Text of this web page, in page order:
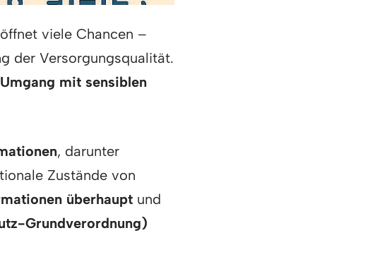
viele Chancen –
der Versorgungsqualität.
mit sensiblen
, darunter
Zustände von
überhauptund
Grundverordnung)